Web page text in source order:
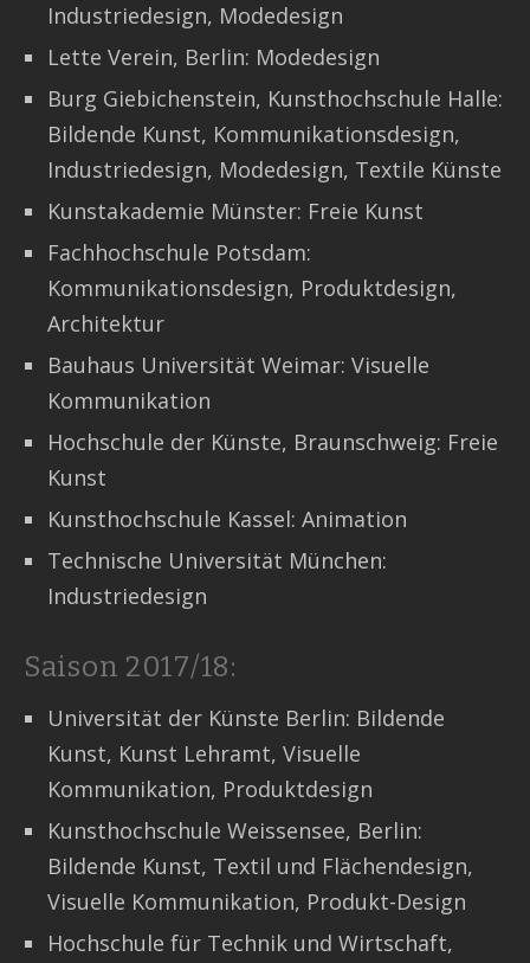
Industriedesign, Modedesign
Lette Verein, Berlin: Modedesign
Burg Giebichenstein, Kunsthochschule Halle:
Bildende Kunst, Kommunikationsdesign,
Industriedesign, Modedesign, Textile Künste
Kunstakademie Münster: Freie Kunst
Fachhochschule Potsdam:
Kommunikationsdesign, Produktdesign,
Architektur
Bauhaus Universität Weimar: Visuelle
Kommunikation
Hochschule der Künste, Braunschweig: Freie
Kunst
Kunsthochschule Kassel: Animation
Technische Universität München:
Industriedesign
Saison 2017/18:
Universität der Künste Berlin: Bildende
Kunst, Kunst Lehramt, Visuelle
Kommunikation, Produktdesign
Kunsthochschule Weissensee, Berlin:
Bildende Kunst, Textil und Flächendesign,
Visuelle Kommunikation, Produkt-Design
Hochschule für Technik und Wirtschaft,